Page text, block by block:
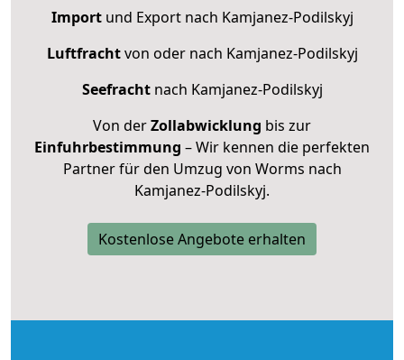
Importund Export nach Kamjanez-Podilskyj
Luftfrachtvon oder nach Kamjanez-Podilskyj
Seefrachtnach Kamjanez-Podilskyj
Von derZollabwicklung bis zur
Einfuhrbestimmung – Wir kennen die perfekten
Partner für den Umzug von Worms nach
Kamjanez-Podilskyj.
Kostenlose Angebote erhalten